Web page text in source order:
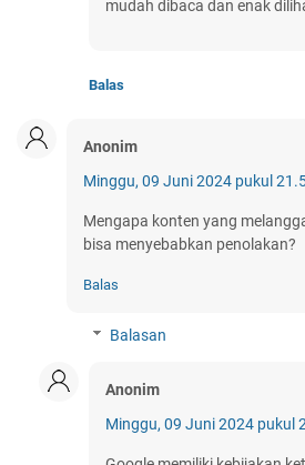
mudah dibaca dan enak
Balas
Anonim
Minggu, 09 Juni 2024 pukul
Mengapa konten yang
bisa menyebabkan penolakan?
Balas
Balasan
Anonim
Minggu, 09 Juni 2024 pukul